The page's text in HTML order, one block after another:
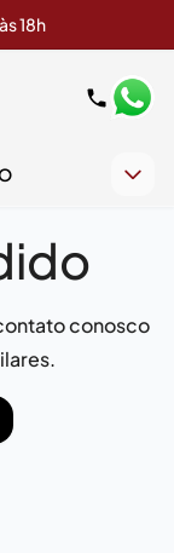
18h
conosco